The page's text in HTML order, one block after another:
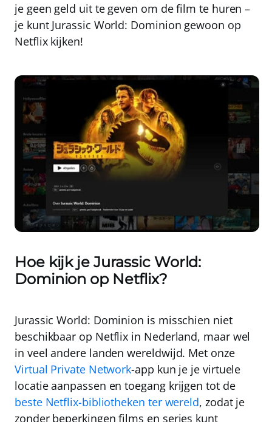
je geen geld uit te geven om de film te huren –
je kunt Jurassic World: Dominion gewoon op
Netflix kijken!
Hoe kijk je Jurassic World:
Dominion op Netflix?
Jurassic World: Dominion is misschien niet
beschikbaar op Netflix in Nederland, maar wel
in veel andere landen wereldwijd. Met onze
Virtual Private Network-app kun je je virtuele
locatie aanpassen en toegang krijgen tot de
beste Netflix-bibliotheken ter wereld, zodat je
zonder beperkingen films en series kunt